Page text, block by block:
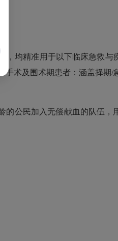
，均精准用于以下临床急救与
术及围术期患者：涵盖择期/
的公民加入无偿献血的队伍，